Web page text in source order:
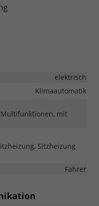
elektrisch
Klimaautomatik
mit
Sitzheizung
Fahrer